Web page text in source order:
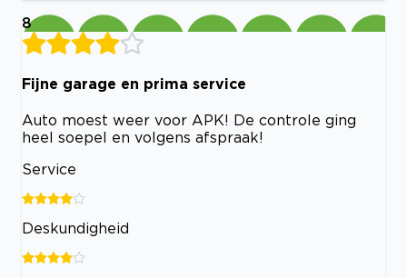
8
Fijne garage en prima service
Auto moest weer voor APK! De controle ging
heel soepel en volgens afspraak!
Service
Deskundigheid